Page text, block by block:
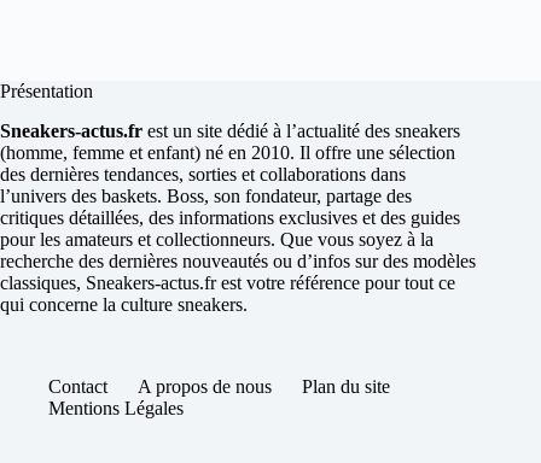
Présentation
Sneakers-actus.fr est un site dédié à l’actualité des sneakers
(homme, femme et enfant) né en 2010. Il offre une sélection
des dernières tendances, sorties et collaborations dans
l’univers des baskets. Boss, son fondateur, partage des
critiques détaillées, des informations exclusives et des guides
pour les amateurs et collectionneurs. Que vous soyez à la
recherche des dernières nouveautés ou d’infos sur des modèles
classiques, Sneakers-actus.fr est votre référence pour tout ce
qui concerne la culture sneakers.
Contact A propos de nous
Plan du site
Mentions Légales